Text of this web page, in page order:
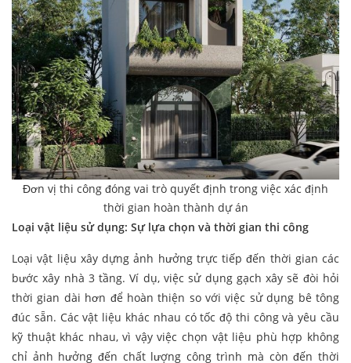
Đơn vị thi công đóng vai trò quyết định trong việc xác định
thời gian hoàn thành dự án
Loại vật liệu sử dụng: Sự lựa chọn và thời gian thi công
Loại vật liệu xây dựng ảnh hưởng trực tiếp đến thời gian các
bước xây nhà 3 tầng. Ví dụ, việc sử dụng gạch xây sẽ đòi hỏi
thời gian dài hơn để hoàn thiện so với việc sử dụng bê tông
đúc sẵn. Các vật liệu khác nhau có tốc độ thi công và yêu cầu
kỹ thuật khác nhau, vì vậy việc chọn vật liệu phù hợp không
chỉ ảnh hưởng đến chất lượng công trình mà còn đến thời